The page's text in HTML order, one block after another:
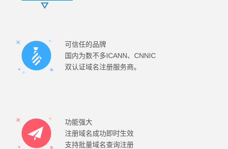
可信任的品牌
国内为数不多ICANN、CNNIC
双认证域名注册服务商。
功能强大
注册域名成功即时生效
支持批量域名查询注册